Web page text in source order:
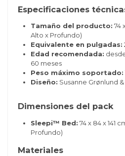
Especificaciones
Tamaño del producto: 74
Alto x Profundo)
Equivalente en pulgadas:
Edad recomendada:
60 meses
Peso máximo soportado:
Diseño: Susanne Grønlund
Dimensiones del pack
Sleepi™ Bed: 74 x 84 x 141
Profundo)
Materiales